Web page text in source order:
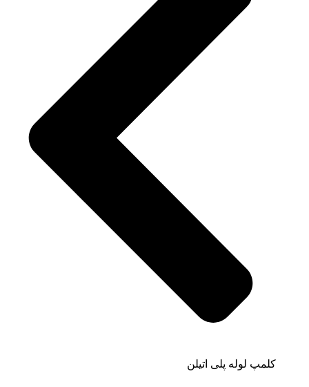
کلمپ لوله پلی اتیلن